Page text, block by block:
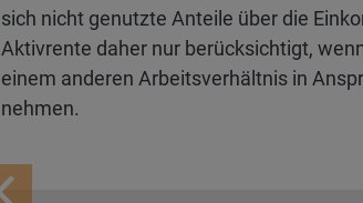
sich nicht genutzte Anteile über die
Aktivrente daher nur berücksichtigt,
einem anderen Arbeitsverhältnis in
nehmen.